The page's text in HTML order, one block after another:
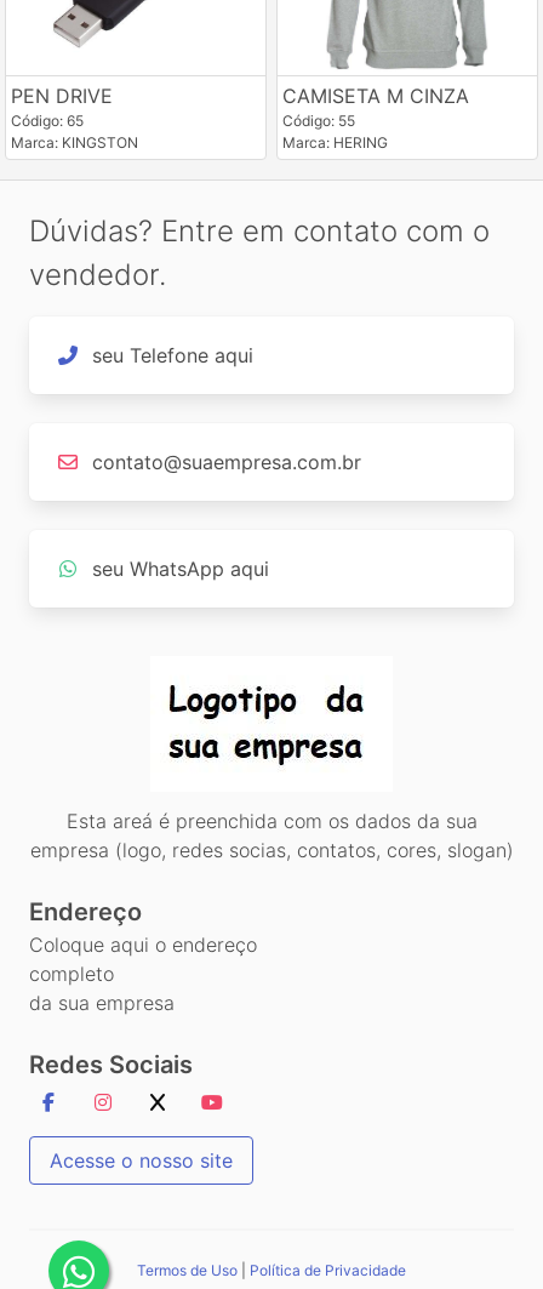
PEN DRIVE
Código: 65
Marca: KINGSTON
CAMISETA M CINZA
Código: 55
Marca: HERING
Dúvidas? Entre em contato com o
vendedor.
seu Telefone aqui
contato@suaempresa.com.br
seu WhatsApp aqui
Esta areá é preenchida com os dados da sua
empresa (logo, redes socias, contatos, cores, slogan)
Endereço
Coloque aqui o endereço
completo
da sua empresa
Redes Sociais
Acesse o nosso site
Termos de Uso Política de Privacidade